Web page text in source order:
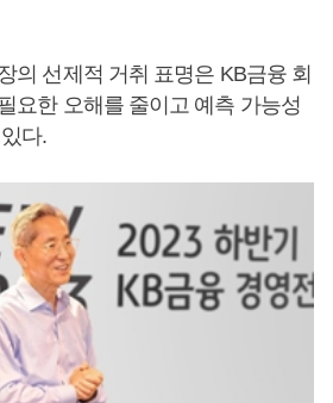
의 선제적 거취 표명은 KB금융 회
요한 오해를 줄이고 예측 가능성
다.